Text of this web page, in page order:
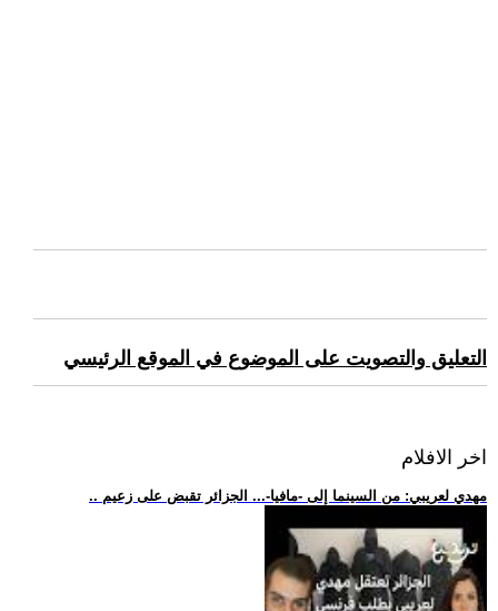
التعليق والتصويت على الموضوع في الموقع الرئيسي
اخر الافلام
.. مهدي لعريبي: من السينما إلى -مافيا-... الجزائر تقبض على زعيم